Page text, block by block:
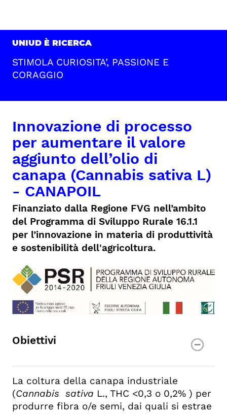
UNIUD È RICERCA
STIMOLA CURIOSITA’, PASSIONE E
CORAGGIO
Innovazione di processo
per aumentare il valore
aggiunto dell’olio di
canapa (Cannabis sativa L)
- CANAPOIL
Finanziato dalla Regione FVG nell’ambito
del Programma di Sviluppo Rurale 16.1.1
per l’innovazione in materia di produttività
e sostenibilità dell'agricoltura.
Obiettivi
La coltura della canapa industriale
(Cannabis sativa L., THC <0,3 o 0,2% ) per
produrre fibra o/e semi, dai quali si estrae